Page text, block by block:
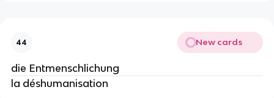
44 New cards
die Entmenschlichung
la déshumanisation